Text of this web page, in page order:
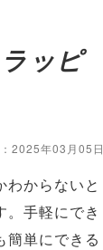
ッピ
2025年03月05日
からないと
手軽にでき
簡単にできる